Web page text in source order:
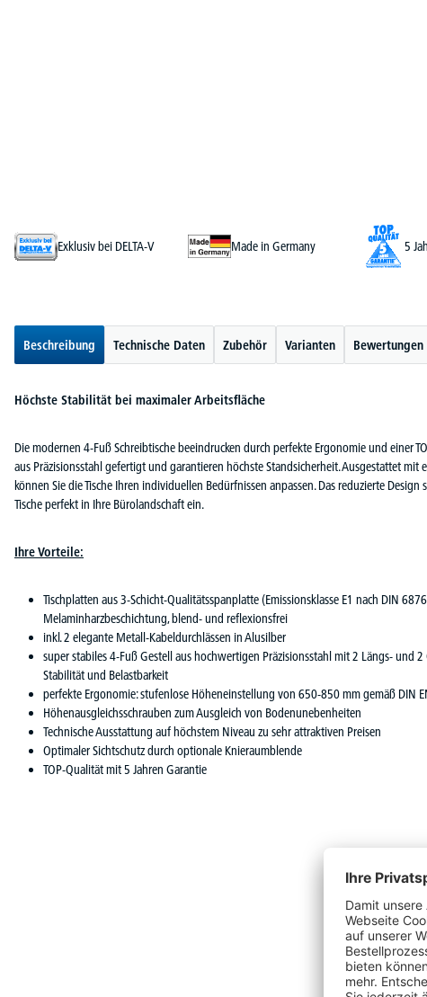
Exklusiv bei DELTA-V
Made in Germany 5
Beschreibung Technische Daten Zubehör Varianten Bewertungen
Höchste Stabilität bei maximaler Arbeitsfläche
Die modernen 4-Fuß Schreibtische beeindrucken durch perfekte Ergonomie und einer
aus Präzisionsstahl gefertigt und garantieren höchste Standsicherheit. Ausgestattet
können Sie die Tische Ihren individuellen Bedürfnissen anpassen. Das reduzierte
Tische perfekt in Ihre Bürolandschaft ein.
Ihre Vorteile:
Tischplatten aus 3-Schicht-Qualitätsspanplatte (Emissionsklasse E1 nach DIN
Melaminharzbeschichtung, blend- und reflexionsfrei
inkl. 2 elegante Metall-Kabeldurchlässen in Alusilber
super stabiles 4-Fuß Gestell aus hochwertigen Präzisionsstahl mit 2 Längs- und
Stabilität und Belastbarkeit
perfekte Ergonomie: stufenlose Höheneinstellung von 650-850 mm gemäß DIN
Höhenausgleichsschrauben zum Ausgleich von Bodenunebenheiten
Technische Ausstattung auf höchstem Niveau zu sehr attraktiven Preisen
Optimaler Sichtschutz durch optionale Knieraumblende
TOP-Qualität mit 5 Jahren Garantie